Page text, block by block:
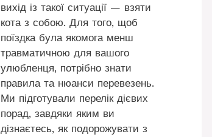
вихід із такої ситуації — взяти
кота з собою. Для того, щоб
поїздка була якомога менш
травматичною для вашого
улюбленця, потрібно знати
правила та нюанси перевезень.
Ми підготували перелік дієвих
порад, завдяки яким ви
дізнаєтесь, як подорожувати з